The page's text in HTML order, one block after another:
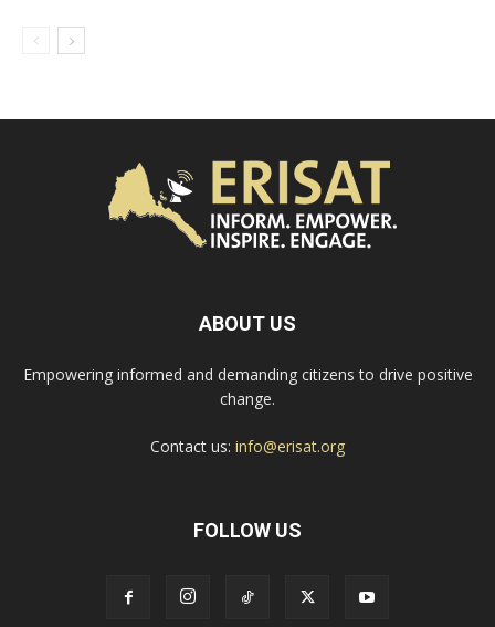
ABOUT US
Empowering informed and demanding citizens to drive positive
change.
Contact us: info@erisat.org
FOLLOW US